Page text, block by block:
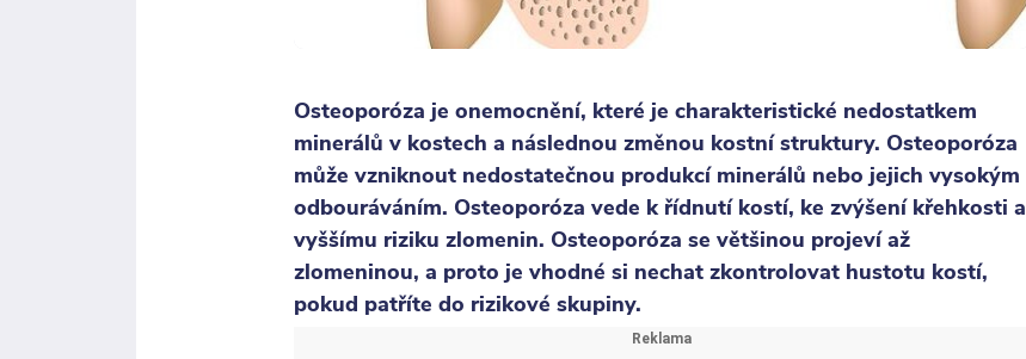
Osteoporóza je onemocnění, které je charakteristické nedostatkem
minerálů v kostech a následnou změnou kostní struktury. Osteoporóza
může vzniknout nedostatečnou produkcí minerálů nebo jejich vysokým
odbouráváním. Osteoporóza vede k řídnutí kostí, ke zvýšení křehkosti a
vyššímu riziku zlomenin. Osteoporóza se většinou projeví až
zlomeninou, a proto je vhodné si nechat zkontrolovat hustotu kostí,
pokud patříte do rizikové skupiny.